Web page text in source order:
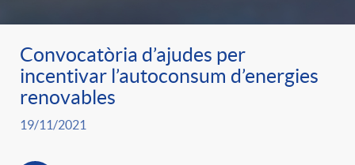
Convocatòria d’ajudes per
incentivar l’autoconsum d’energies
renovables
19/11/2021